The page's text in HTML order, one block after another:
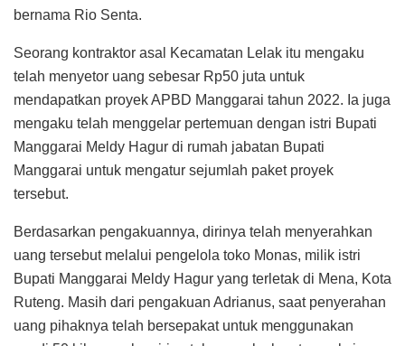
bernama Rio Senta.
Seorang kontraktor asal Kecamatan Lelak itu mengaku
telah menyetor uang sebesar Rp50 juta untuk
mendapatkan proyek APBD Manggarai tahun 2022. Ia juga
mengaku telah menggelar pertemuan dengan istri Bupati
Manggarai Meldy Hagur di rumah jabatan Bupati
Manggarai untuk mengatur sejumlah paket proyek
tersebut.
Berdasarkan pengakuannya, dirinya telah menyerahkan
uang tersebut melalui pengelola toko Monas, milik istri
Bupati Manggarai Meldy Hagur yang terletak di Mena, Kota
Ruteng. Masih dari pengakuan Adrianus, saat penyerahan
uang pihaknya telah bersepakat untuk menggunakan